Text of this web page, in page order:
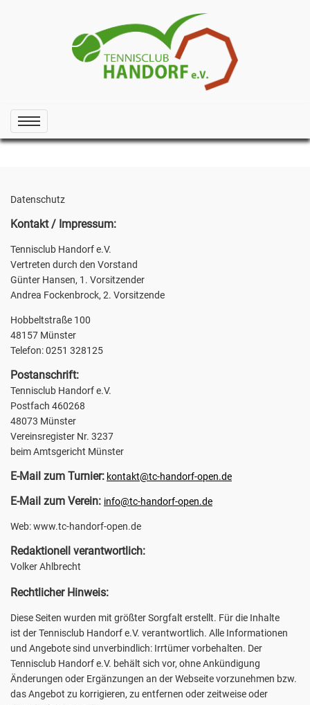
Datenschutz
Kontakt / Impressum:
Tennisclub Handorf e.V.
Vertreten durch den Vorstand
Günter Hansen, 1. Vorsitzender
Andrea Fockenbrock, 2. Vorsitzende
Hobbeltstraße 100
48157 Münster
Telefon: 0251 328125
Postanschrift:
Tennisclub Handorf e.V.
Postfach 460268
48073 Münster
Vereinsregister Nr. 3237
beim Amtsgericht Münster
E-Mail zum Turnier: kontakt@tc-handorf-open.de
E-Mail zum Verein: info@tc-handorf-open.de
Web: www.tc-handorf-open.de
Redaktionell verantwortlich:
Volker Ahlbrecht
Rechtlicher Hinweis:
Diese Seiten wurden mit größter Sorgfalt erstellt. Für die Inhalte
ist der Tennisclub Handorf e.V. verantwortlich. Alle Informationen
und Angebote sind unverbindlich: Irrtümer vorbehalten. Der
Tennisclub Handorf e.V. behält sich vor, ohne Ankündigung
Änderungen oder Ergänzungen an der Webseite vorzunehmen bzw.
das Angebot zu korrigieren, zu entfernen oder zeitweise oder